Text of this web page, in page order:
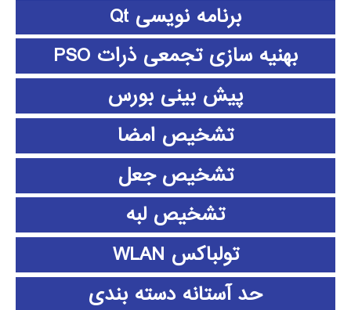
برنامه نویسی Qt
بهنیه سازی تجمعی ذرات PSO
پیش بینی بورس
تشخیص امضا
تشخیص جعل
تشخیص لبه
تولباکس WLAN
حد آستانه دسته بندی